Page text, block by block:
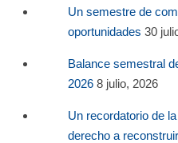
Un semestre de
oportunidades 30
Balance semestral
2026 8 julio, 2026
Un recordatorio de
derecho a